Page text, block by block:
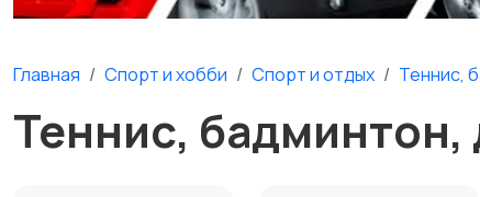
Главная Спорт и хобби Спорт и отдых Теннис,
Теннис, бадминтон,